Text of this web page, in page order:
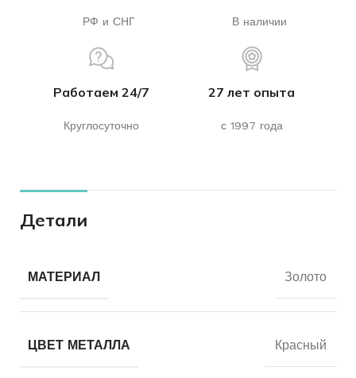
РФ и СНГ В наличии
Работаем 24/7
Круглосуточно
27 лет опыта
с 1997 года
Детали
МАТЕРИАЛ Золото
ЦВЕТ МЕТАЛЛА Красный